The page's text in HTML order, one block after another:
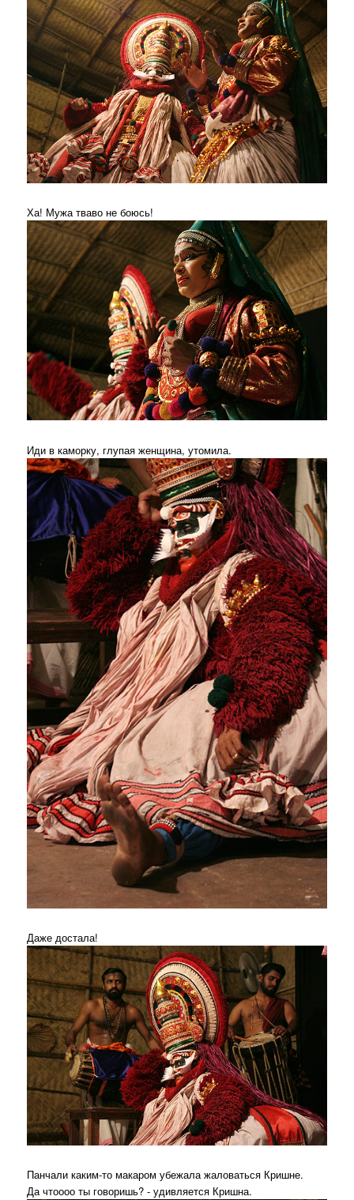
Ха! Мужа тваво не боюсь!
Иди в каморку, глупая женщина, утомила.
Даже достала!
Панчали каким-то макаром убежала жаловаться Кришне.
Да чтоооо ты говоришь? - удивляется Кришна.